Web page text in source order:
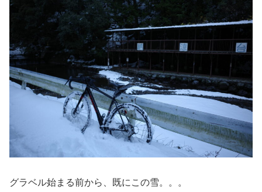
グラベル始まる前から、既にこの雪。。。